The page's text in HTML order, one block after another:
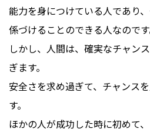
能力を身につけている人であり
係づけることのできる人なのです
しかし、人間は、確実なチャン
ぎます。
安全さを求め過ぎて、チャンス
す。
ほかの人が成功した時に初めて